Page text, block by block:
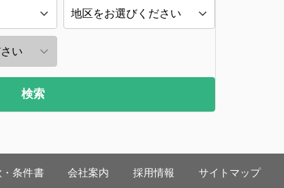
検索
条件書 会社案内 採用情報 サイトマップ